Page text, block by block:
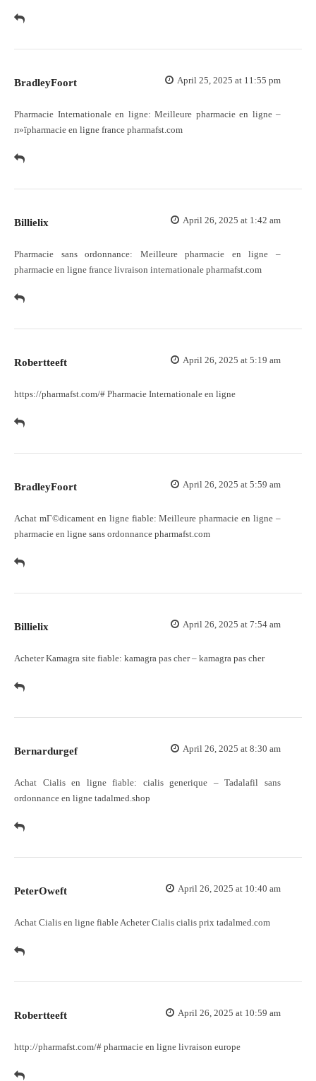
BradleyFoort April 25, 2025 at 11:55 pm
Pharmacie Internationale en ligne: Meilleure pharmacie en ligne–
п»їpharmacie en ligne france pharmafst.com
Billielix April 26, 2025 at 1:42 am
Pharmacie sans ordonnance: Meilleure pharmacie en ligne –
pharmacie en ligne france livraison internationale pharmafst.com
Robertteeft April 26, 2025 at 5:19 am
https://pharmafst.com/# Pharmacie Internationale en ligne
BradleyFoort April 26, 2025 at 5:59 am
Achat mГ©dicament en ligne fiable:Meilleure pharmacie en ligne –
pharmacie en ligne sans ordonnance pharmafst.com
Billielix April 26, 2025 at 7:54 am
Acheter Kamagra site fiable: kamagra pas cher– kamagra pas cher
Bernardurgef April 26, 2025 at 8:30 am
Achat Cialis en ligne fiable: cialis generique – Tadalafil sans
ordonnance en ligne tadalmed.shop
PeterOweft April 26, 2025 at 10:40 am
Achat Cialis en ligne fiableAcheter Cialis cialis prix tadalmed.com
Robertteeft April 26, 2025 at 10:59 am
http://pharmafst.com/# pharmacie en ligne livraison europe